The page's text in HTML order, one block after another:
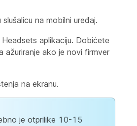
na mobilni uređaj.
aplikaciju. Dobićete
ažuriranje ako je novi firmver
na ekranu.
je otprilike 10-15